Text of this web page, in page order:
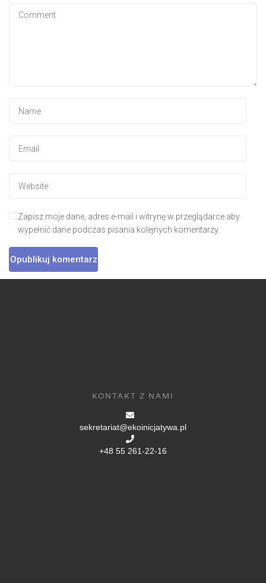
Zapisz moje dane, adres e-mail i witrynę w przeglądarce aby
wypełnić dane podczas pisania kolejnych komentarzy.
KONTAKT Z NAMI
sekretariat@ekoinicjatywa.pl
+48 55 261-22-16